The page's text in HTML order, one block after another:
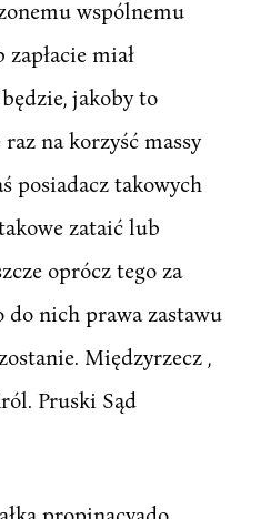
wspólnemu
miał
jakoby to
na korzyść massy
posiadacz takowych
zataić lub
oprócz tego za
do nich prawa zastawu
Międzyrzecz ,
Pruski Sąd
propinacyądo